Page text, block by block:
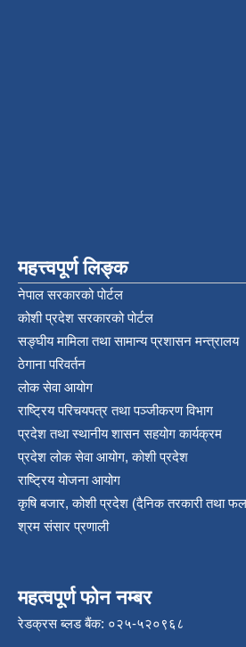
महत्त्वपूर्ण लिङ्क
नेपाल सरकारको पोर्टल
कोशी प्रदेश सरकारको पोर्टल
सङ्‍घीय मामिला तथा सामान्य प्रशासन मन्त्रालय
ठेगाना परिवर्तन
लोक सेवा आयोग
राष्ट्रिय परिचयपत्र तथा पञ्‍जीकरण विभाग
प्रदेश तथा स्थानीय शासन सहयोग कार्यक्रम
प्रदेश लोक सेवा आयोग, कोशी प्रदेश
राष्ट्रिय योजना आयोग
कृषि बजार, कोशी प्रदेश (दैनिक तरकारी तथा
श्रम संसार प्रणाली
महत्वपूर्ण फोन नम्बर
रेडक्रस ब्लड बैंक: ०२५-५२०९६८